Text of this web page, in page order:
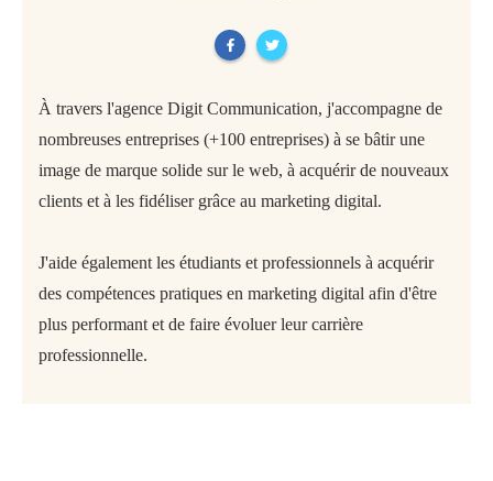
À travers l'agence Digit Communication, j'accompagne de
nombreuses entreprises (+100 entreprises) à se bâtir une
image de marque solide sur le web, à acquérir de nouveaux
clients et à les fidéliser grâce au marketing digital.
J'aide également les étudiants et professionnels à acquérir
des compétences pratiques en marketing digital afin d'être
plus performant et de faire évoluer leur carrière
professionnelle.